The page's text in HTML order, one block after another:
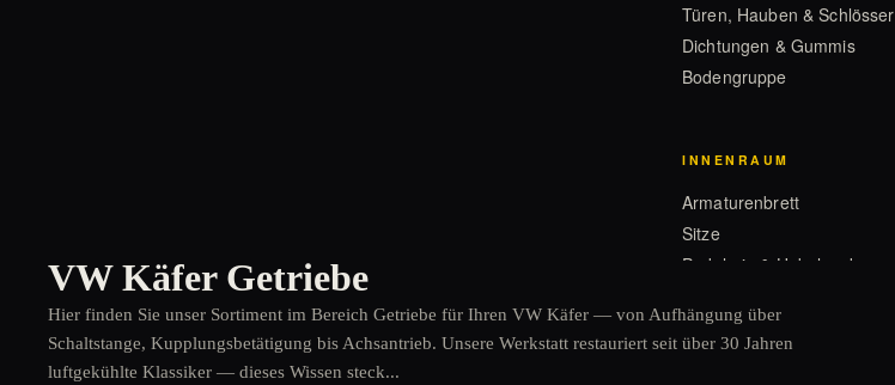
Türen, Hauben & Schlösser
Dichtungen & Gummis
Bodengruppe
INNENRAUM
Armaturenbrett
Sitze
Pedalerie & Hebelwerk
ELEKTRIK
VW Käfer Getriebe
Hier finden Sie unser Sortiment im Bereich Getriebe für Ihren VW Käfer — von Aufhängung über
Schaltstange, Kupplungsbetätigung bis Achsantrieb. Unsere Werkstatt restauriert seit über 30 Jahren
luftgekühlte Klassiker — dieses Wissen steck...